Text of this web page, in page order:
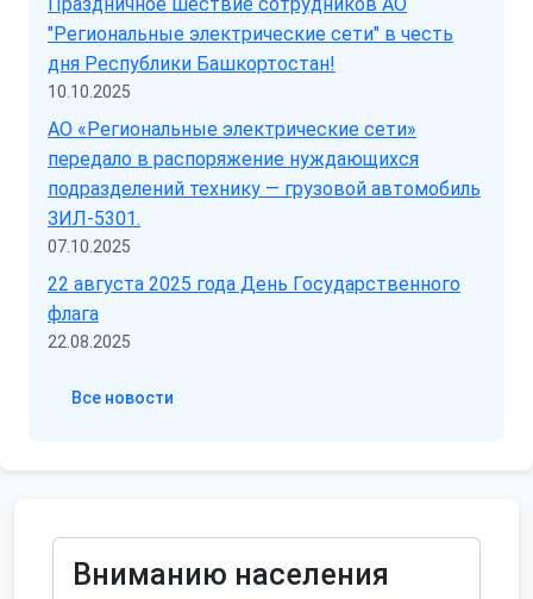
"Региональные электрические сети" в честь
дня Республики Башкортостан!
10.10.2025
АО «Региональные электрические сети»
передало в распоряжение нуждающихся
подразделений технику — грузовой автомобиль
ЗИЛ-5301.
07.10.2025
22 августа 2025 года День Государственного
флага
22.08.2025
Все новости
Вниманию населения